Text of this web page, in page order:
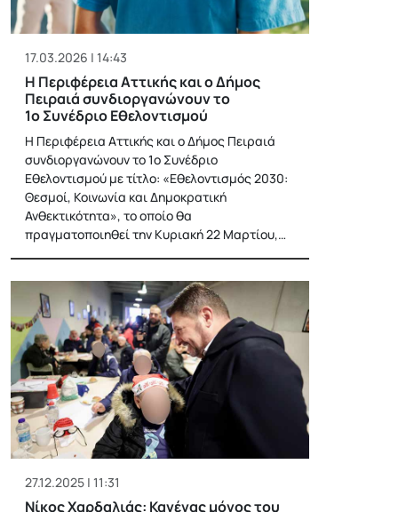
17.03.2026 | 14:43
Η Περιφέρεια Αττικής και ο Δήμος
Πειραιά συνδιοργανώνουν το
1ο Συνέδριο Εθελοντισμού
Η Περιφέρεια Αττικής και ο Δήμος Πειραιά
συνδιοργανώνουν το 1ο Συνέδριο
Εθελοντισμού με τίτλο: «Εθελοντισμός 2030:
Θεσμοί, Κοινωνία και Δημοκρατική
Ανθεκτικότητα», το οποίο θα
πραγματοποιηθεί την Κυριακή 22 Μαρτίου,…
27.12.2025 | 11:31
Νίκος Χαρδαλιάς: Κανένας μόνος του